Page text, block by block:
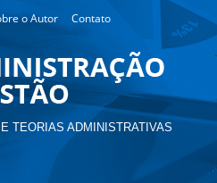
o Autor Contato
TEORIAS ADMINISTRATIVAS